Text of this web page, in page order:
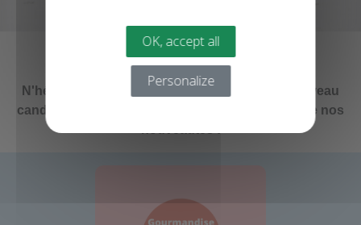
OK, accept all
Personalize
Une envie sucrée...
N'hésitez pas à prendre contact avec votre nouveau
candyshop preféré pour vous tenir au courant de nos